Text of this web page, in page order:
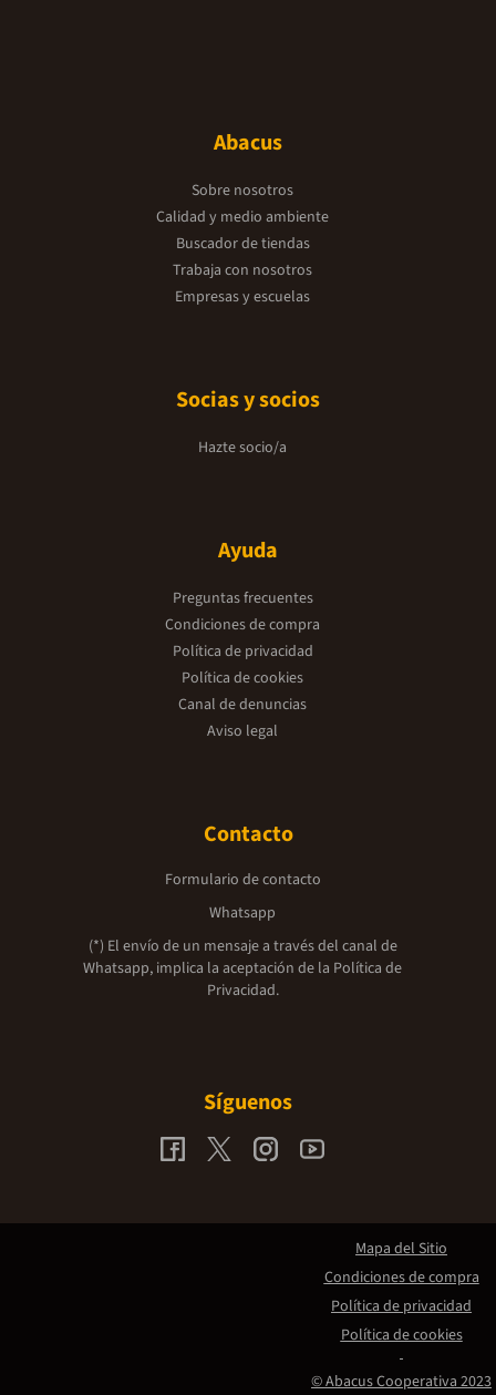
Abacus
Sobre nosotros
Calidad y medio ambiente
Buscador de tiendas
Trabaja con nosotros
Empresas y escuelas
Socias y socios
Hazte socio/a
Ayuda
Preguntas frecuentes
Condiciones de compra
Política de privacidad
Política de cookies
Canal de denuncias
Aviso legal
Contacto
Formulario de contacto
Whatsapp
(*) El envío de un mensaje a través del canal de
Whatsapp, implica la aceptación de la Política de
Privacidad.
Síguenos
© Abacus Cooperativa 2023
Mapa del Sitio
Condiciones de compra
Política de privacidad
Política de cookies